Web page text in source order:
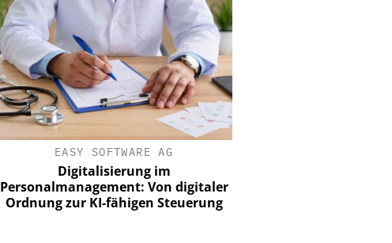
EASY SOFTWARE AG
Digitalisierung im
Personalmanagement: Von digitaler
Ordnung zur KI-fähigen Steuerung